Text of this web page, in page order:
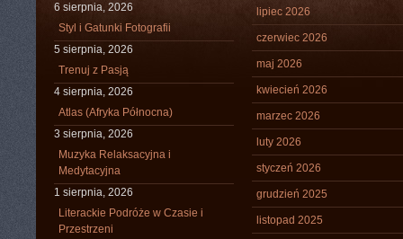
6 sierpnia, 2026
Styl i Gatunki Fotografii
5 sierpnia, 2026
Trenuj z Pasją
4 sierpnia, 2026
Atlas (Afryka Północna)
3 sierpnia, 2026
Muzyka Relaksacyjna i
Medytacyjna
1 sierpnia, 2026
Literackie Podróże w Czasie i
Przestrzeni
lipiec 2026
czerwiec 2026
maj 2026
kwiecień 2026
marzec 2026
luty 2026
styczeń 2026
grudzień 2025
listopad 2025